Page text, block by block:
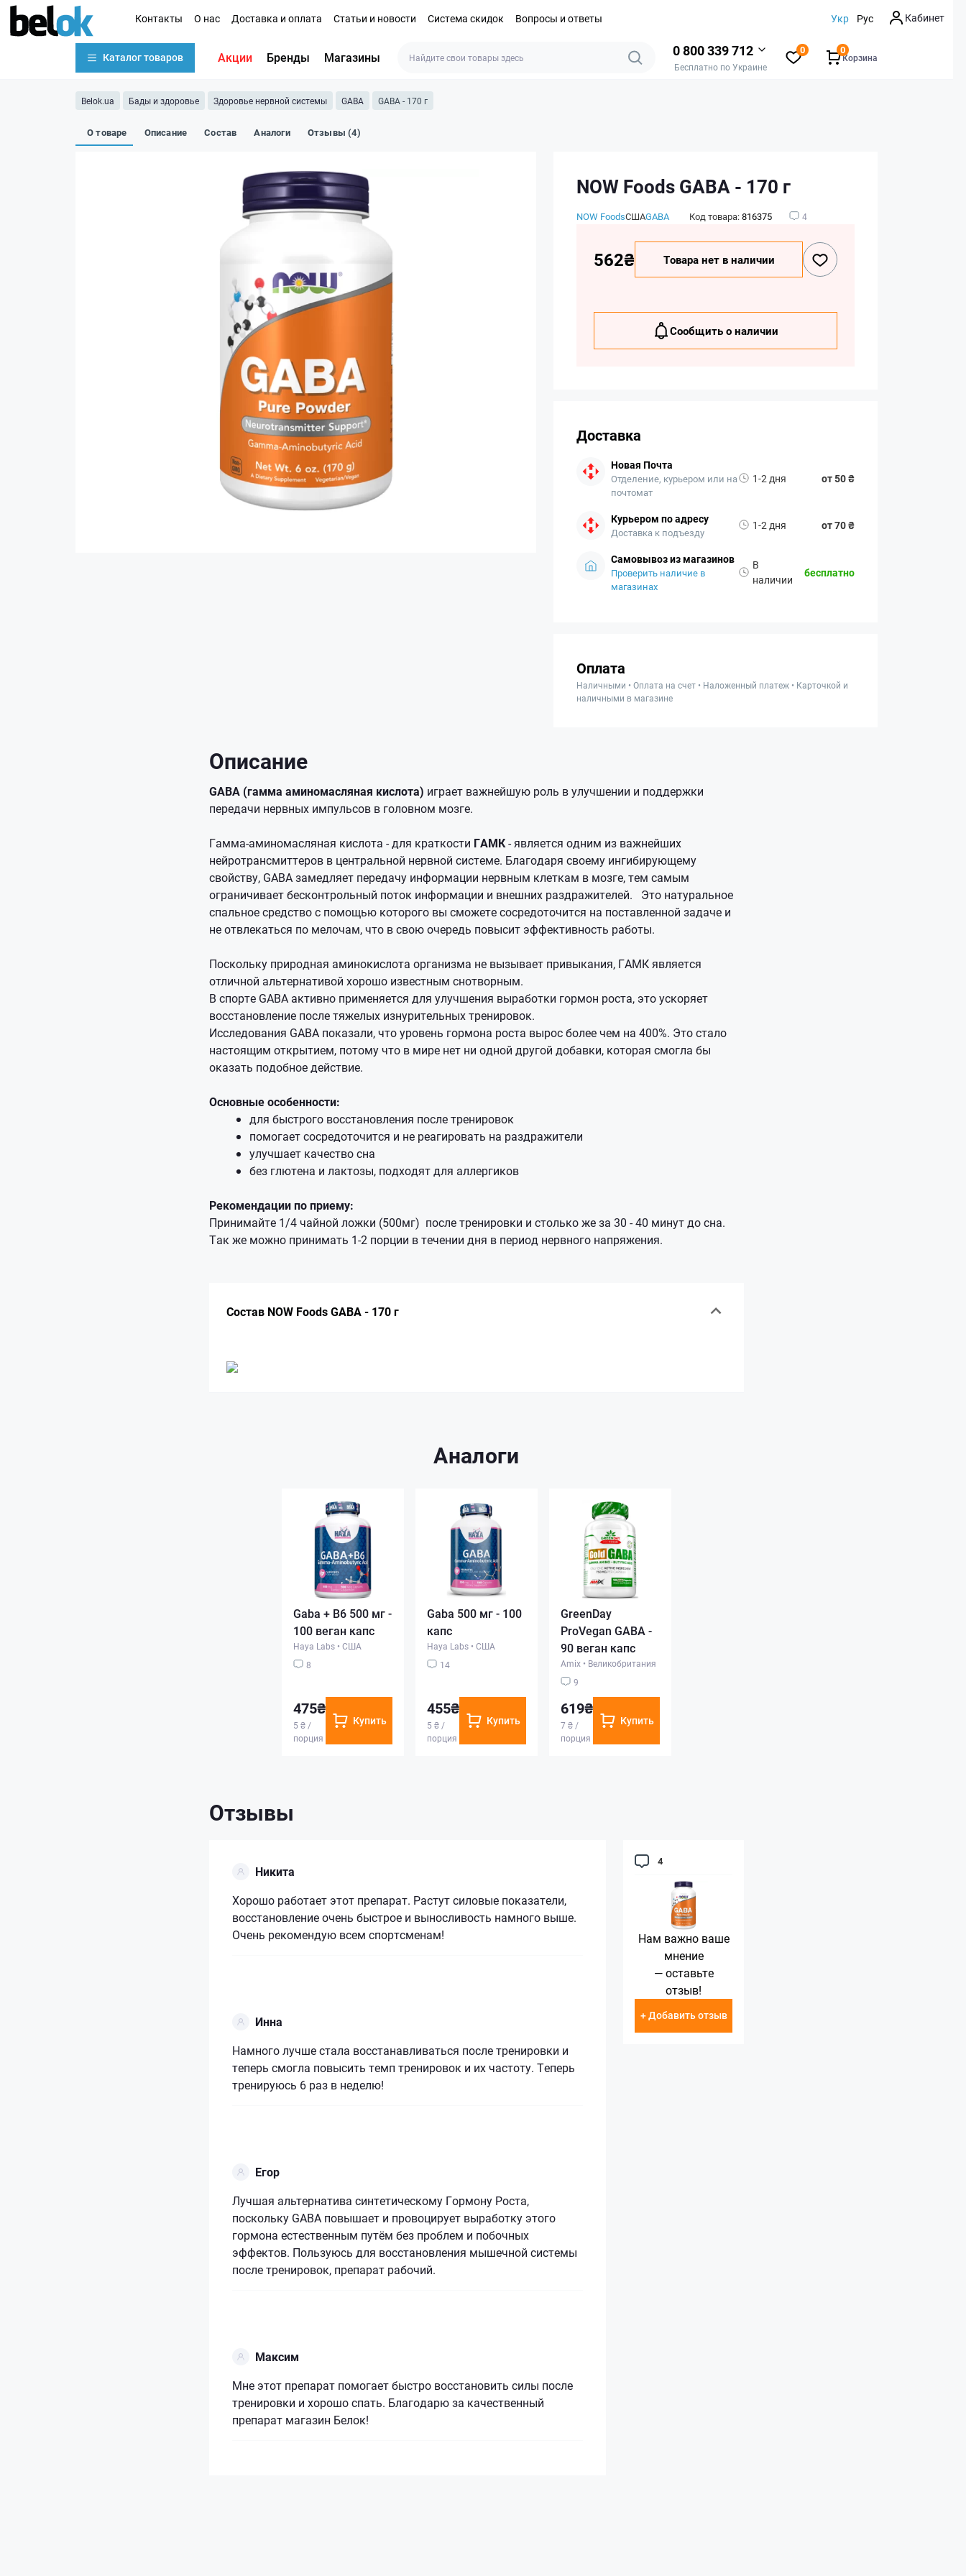
Контакты О нас Доставка и оплата Статьи и новости Система скидок Вопросы и ответы Укр Рус Кабинет
Каталог товаров Акции Бренды Магазины 0 800 339 712
Бесплатно по Украине
0
Корзина
0
Belok.ua Бады и здоровье Здоровье нервной системы GABA GABA - 170 г
О товаре Описание Состав Аналоги Отзывы (4)
NOW Foods GABA - 170 г
NOW FoodsСШАGABA Код товара:816375 4
562₴ Товара нет в наличии
Сообщить о наличии
Доставка
Новая Почта
Отделение, курьером или на
почтомат
1-2 дня от 50 ₴
Курьером по адресу
Доставка к подъезду
1-2 дня от 70 ₴
Самовывоз из магазинов
Проверить наличие в
магазинах
В
наличии
бесплатно
Оплата
Наличными • Оплата на счет • Наложенный платеж • Карточкой и
наличными в магазине
Описание
GABA (гамма аминомасляная кислота) играет важнейшую роль в улучшении и поддержки
передачи нервных импульсов в головном мозге.
Гамма-аминомасляная кислота - для краткости ГАМК- является одним из важнейших
нейротрансмиттеров в центральной нервной системе. Благодаря своему ингибирующему
свойству, GABA замедляет передачу информации нервным клеткам в мозге, тем самым
ограничивает бесконтрольный поток информации и внешних раздражителей. Это натуральное
спальное средство с помощью которого вы сможете сосредоточится на поставленной задаче и
не отвлекаться по мелочам, что в свою очередь повысит эффективность работы.
Поскольку природная аминокислота организма не вызывает привыкания, ГАМК является
отличной альтернативой хорошо известным снотворным.
В спорте GABA активно применяется для улучшения выработки гормон роста, это ускоряет
восстановление после тяжелых изнурительных тренировок.
Исследования GABA показали, что уровень гормона роста вырос более чем на 400%. Это стало
настоящим открытием, потому что в мире нет ни одной другой добавки, которая смогла бы
оказать подобное действие.
Основные особенности:
для быстрого восстановления после тренировок
помогает сосредоточится и не реагировать на раздражители
улучшает качество сна
без глютена и лактозы, подходят для аллергиков
Рекомендации по приему:
Принимайте 1/4 чайной ложки (500мг) после тренировки и столько же за 30 - 40 минут до сна.
Так же можно принимать 1-2 порции в течении дня в период нервного напряжения.
Состав NOW Foods GABA - 170 г
Аналоги
Gaba + B6 500 мг -
100 веган капс
Haya Labs • США
8
475₴
5 ₴ /
порция
Купить
Gaba 500 мг - 100
капс
Haya Labs • США
14
455₴
5 ₴ /
порция
Купить
GreenDay
ProVegan GABA -
90 веган капс
Amix • Великобритания
9
619₴
7 ₴ /
порция
Купить
Отзывы
4
Нам важно ваше
мнение
— оставьте
отзыв!
+ Добавить отзыв
Никита
Хорошо работает этот препарат. Растут силовые показатели,
восстановление очень быстрое и выносливость намного выше.
Очень рекомендую всем спортсменам!
Инна
Намного лучше стала восстанавливаться после тренировки и
теперь смогла повысить темп тренировок и их частоту. Теперь
тренируюсь 6 раз в неделю!
Егор
Лучшая альтернатива синтетическому Гормону Роста,
поскольку GABA повышает и провоцирует выработку этого
гормона естественным путём без проблем и побочных
эффектов. Пользуюсь для восстановления мышечной системы
после тренировок, препарат рабочий.
Максим
Мне этот препарат помогает быстро восстановить силы после
тренировки и хорошо спать. Благодарю за качественный
препарат магазин Белок!